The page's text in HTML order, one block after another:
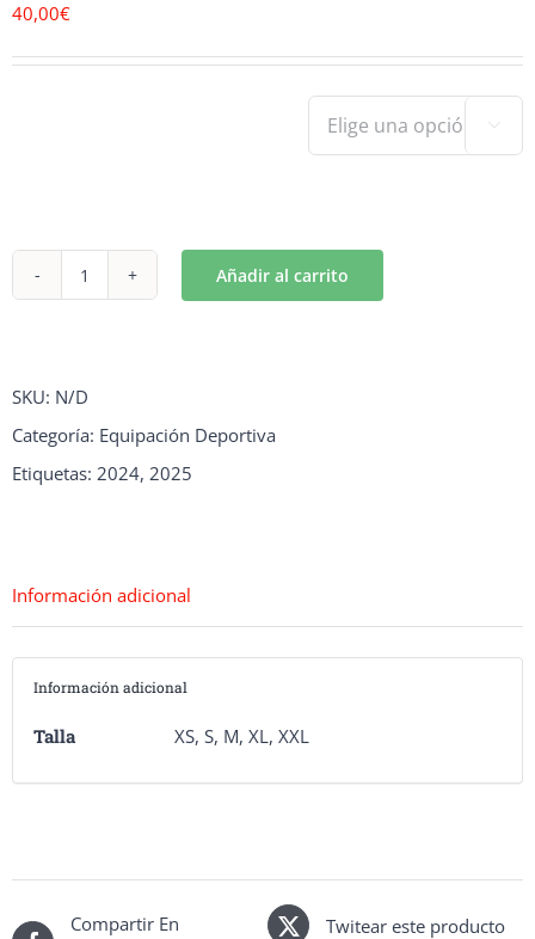
40,00€

|
Azul
cantidad
Añadir al carrito
SKU: N/D
Categoría: Equipación Deportiva
Etiquetas: 2024, 2025
Información adicional
Información adicional
Talla XS, S, M, XL, XXL
Compartir En
Twitear este producto